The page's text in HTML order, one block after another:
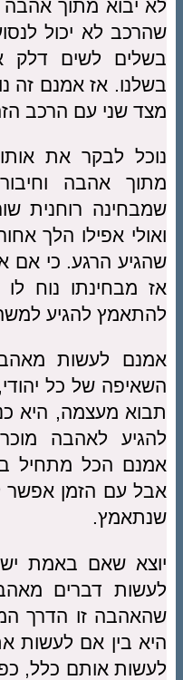
לא יבוא מתוך אהבה
שהרכב לא יכול
בשלים לשים דלק
בשלנו. אז אמנם זה
מצד שני עם הרכב
נוכל לבקר את
מתוך אהבה
שמבחינה רוחנית
ואולי אפילו הלך
שהגיע הרגע. כי אם
אז מבחינתו נוח לו
להתאמץ להגיע
אמנם לעשות
השאיפה של כל
תבוא מעצמה, היא
להגיע לאהבה
אמנם הכל מתחיל
אבל עם הזמן אפשר
שנתאמץ.
יוצא שאם באמת
לעשות דברים
שהאהבה זו הדרך
היא בין אם לעשות
לעשות אותם כלל,